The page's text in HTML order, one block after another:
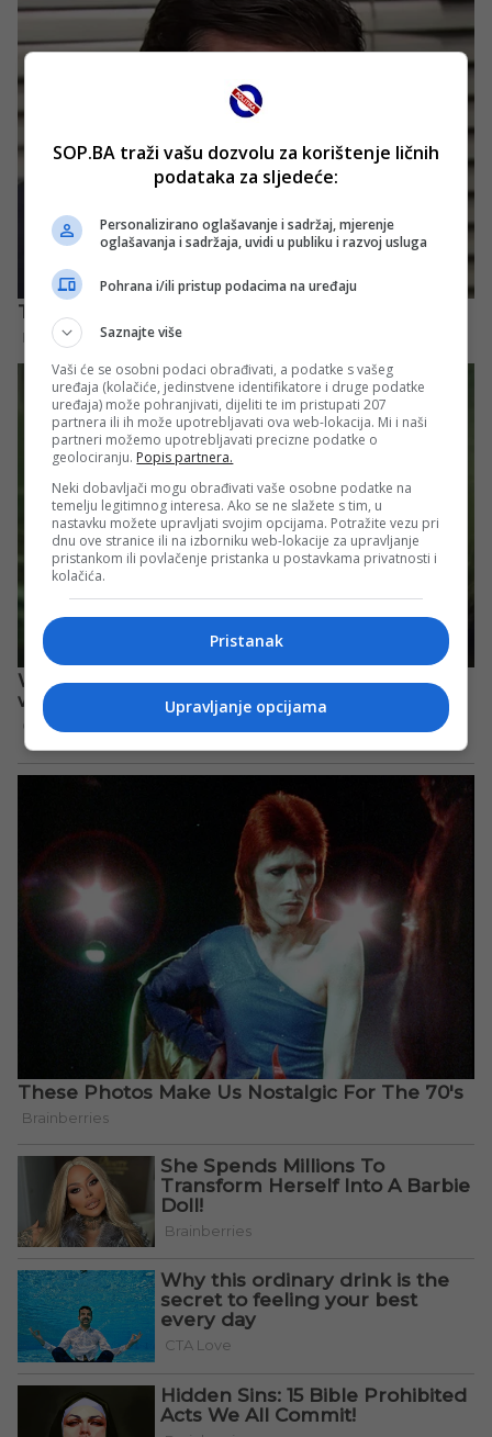
SOP.BA traži vašu dozvolu za korištenje ličnih
podataka za sljedeće:
Personalizirano oglašavanje i sadržaj, mjerenje
oglašavanja i sadržaja, uvidi u publiku i razvoj usluga
Pohrana i/ili pristup podacima na uređaju
Saznajte više
Vaši će se osobni podaci obrađivati, a podatke s vašeg
uređaja (kolačiće, jedinstvene identifikatore i druge podatke
uređaja) može pohranjivati, dijeliti te im pristupati 207
partnera ili ih može upotrebljavati ova web-lokacija. Mi i naši
partneri možemo upotrebljavati precizne podatke o
geolociranju. Popis partnera.
Neki dobavljači mogu obrađivati vaše osobne podatke na
temelju legitimnog interesa. Ako se ne slažete s tim, u
nastavku možete upravljati svojim opcijama. Potražite vezu pri
dnu ove stranice ili na izborniku web-lokacije za upravljanje
pristankom ili povlačenje pristanka u postavkama privatnosti i
kolačića.
Pristanak
Upravljanje opcijama